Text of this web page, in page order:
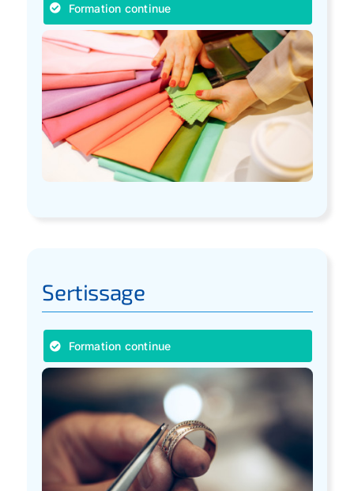
Formation continue
Sertissage
Formation continue